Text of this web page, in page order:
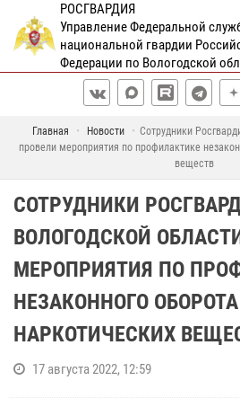
РОСГВАРДИЯ
Управление Федеральной
национальной гвардии
Федерации по Вологодской
Главная Новости
Сотрудники
провели мероприятия по профилактике
веществ
СОТРУДНИКИ
ВОЛОГОДСКОЙ
МЕРОПРИЯТИЯ ПО
НЕЗАКОННОГО ОБОРОТА
НАРКОТИЧЕСКИХ
17 августа 2022, 12:59